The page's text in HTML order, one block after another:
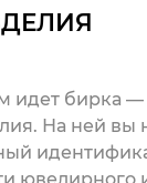
идет бирка
На ней